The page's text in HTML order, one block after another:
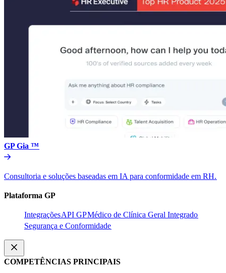
GP Gia ™​​
Consultoria e soluções baseadas em IA para conformidade em RH.​​
Plataforma GP​​
Integrações​​API GP​​Médico de Clínica Geral Integrado​​
Segurança e Conformidade​​
COMPETÊNCIAS PRINCIPAIS​​